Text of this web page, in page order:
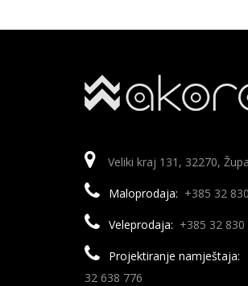
Veliki kraj 131, 32270,
Maloprodaja: +385 32
Veleprodaja: +385 32 830
Projektiranje namještaja:
32 638 776